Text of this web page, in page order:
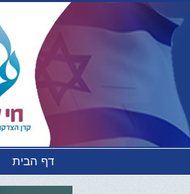
דף הבית